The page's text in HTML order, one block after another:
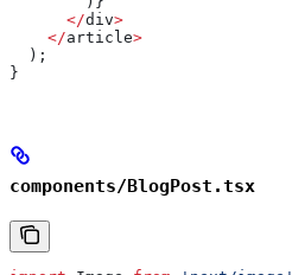
      </
div>
    </
article>
  );
}
components/BlogPost.tsx